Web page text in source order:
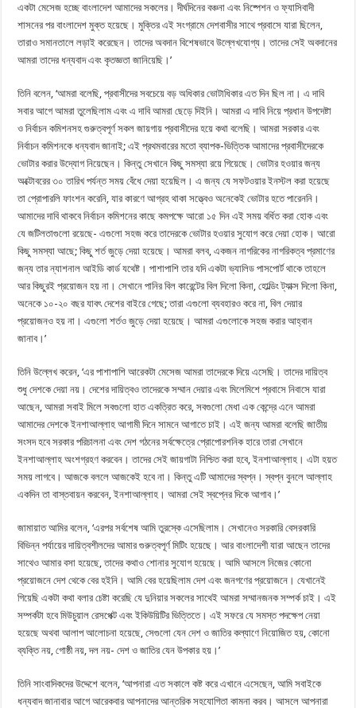
একটা মেসেজ হচ্ছে বাংলাদেশ আমাদের সকলের। দীর্ঘদিনের বঞ্চনা এবং নিষ্পেশন ও ফ্যাসিবাদী
শাসনের পর বাংলাদেশ মুক্ত হয়েছে। মুক্তির এই সংগ্রামে দেশবাসীর সাথে প্রবাসে যারা ছিলেন,
তারাও সমানতালে লড়াই করেছেন। তাদের অবদান বিশেষভাবে উল্লেখযোগ্য। তাদের সেই অবদানের
আমরা তাদের ধন্যবাদ এবং কৃতজ্ঞতা জানিয়েছি।’
তিনি বলেন, ‘আমরা বলেছি, প্রবাসীদের সবচেয়ে বড় অধিকার ভোটাধিকার এত দিন ছিল না। এ দাবি
সবার আগে আমরা তুলেছিলাম এবং এ দাবি আমরা ছেড়ে দিইনি। আমরা এ দাবি নিয়ে প্রধান উপদেষ্টা
ও নির্বাচন কমিশনসহ গুরুত্বপূর্ণ সকল জায়গায় প্রবাসীদের হয়ে কথা বলেছি। আমরা সরকার এবং
নির্বাচন কমিশনকে ধন্যবাদ জানাই; এই প্রথমবারের মতো ব্যাপক-ভিত্তিক আমাদের প্রবাসীদেরকে
ভোটার করার উদ্যোগ নিয়েছেন। কিন্তু সেখানে কিছু সমস্যা রয়ে গিয়েছে। ভোটার হওয়ার জন্য
অক্টোবরের ৩০ তারিখ পর্যন্ত সময় বেঁধে দেয়া হয়েছিল। এ জন্য যে সফটওয়ার ইনস্টল করা হয়েছে
তা প্রোপারলি ফাংশন করেনি, যার কারণে আগ্রহ থাকা সত্ত্বেও অনেকেই ভোটার হতে পারেননি।
আমাদের দাবি থাকবে নির্বাচন কমিশনের কাছে কমপক্ষে আরো ১৫ দিন এই সময় বর্ধিত করা হোক এবং
যে জটিলতাগুলো রয়েছে- এগুলো সহজ করে তাদেরকে ভোটার হওয়ার সুযোগ করে দেয়া হোক। আরো
কিছু সমস্যা আছে; কিছু শর্ত জুড়ে দেয়া হয়েছে। আমরা বলব, একজন নাগরিকের নাগরিকত্ব প্রমাণের
জন্য তার ন্যাশনাল আইডি কার্ড যথেষ্ট। পাশাপাশি তার যদি একটা ভ্যালিড পাসপোর্ট থাকে তাহলে
আর কিছুরই প্রয়োজন হয় না। সেখানে পানির বিল কারেন্টের বিল দিলো কিনা, হোল্ডিং ট্যাক্স দিলো কিনা,
অনেকে ১০-২০ বছর যাবৎ দেশের বাইরে গেছে; তারা এগুলো ব্যবহারও করে না, বিল দেয়ার
প্রয়োজনও হয় না। এগুলো শর্তও জুড়ে দেয়া হয়েছে। আমরা এগুলোকে সহজ করার আহ্বান
জানাব।’
তিনি উল্লেখ করেন, ‘এর পাশাপাশি আরেকটা মেসেজ আমরা তাদেরকে দিয়ে এসেছি। তাদের দায়িত্ব
শুধু দেশকে দেয়া নয়। দেশের দায়িত্বও তাদেরকে সম্মান দেয়ার এবং মিলেমিশে প্রবাসে নিবাসে যারা
আছেন, আমরা সবাই মিলে সবগুলো হাত একত্রিত করে, সবগুলো মেধা এক কেন্দ্রে এনে আমরা
আমাদের দেশকে ইনশাআল্লাহ আগামী দিনে সামনে আগাতে চাই। এই জন্য আমরা বলেছি জাতীয়
সংসদ হবে সরকার পরিচালনা এবং দেশ গঠনের সর্বক্ষেত্রে প্রোপোরশনিক হারে তারা সেখানে
ইনশাআল্লাহ অংশগ্রহণ করবেন। তাদের সেই জায়গাটা নিশ্চিত করা হবে, ইনশাআল্লাহ। এটা হয়ত
সময় লাগবে। আজকে বললে আজকেই হবে না। কিন্তু এটি আমাদের স্বপ্ন। স্বপ্ন বুনলে আল্লাহ
একদিন তা বাস্তবায়ন করবেন, ইনশাআল্লাহ। আমরা সেই স্বপ্নের দিকে আগাব।’
জামায়াত আমির বলেন, ‘এরপর সর্বশেষ আমি তুরস্কে এসেছিলাম। সেখানেও সরকারি বেসরকারি
বিভিন্ন পর্যায়ের দায়িত্বশীলদের আমার গুরুত্বপূর্ণ মিটিং হয়েছে। আর বাংলাদেশী যারা আছেন তাদের
সাথেও আমার বসা হয়েছে, তাদের কথাও শোনার সুযোগ হয়েছে। আমি আসলে নিজের কোনো
প্রয়োজনে দেশ থেকে বের হইনি। আমি বের হয়েছিলাম দেশ এবং জনগণের প্রয়োজনে। যেখানেই
গিয়েছি একটা কথা বলার চেষ্টা করেছি যে দুনিয়ার সকলের সাথেই আমরা সম্মানজনক সম্পর্ক চাই। এই
সম্পর্কটা হবে মিউচুয়াল রেসপেক্ট এবং ইকিউয়িটির ভিত্তিতে। এই সফরে যে সমস্ত পদক্ষেপ নেয়া
হয়েছে অথবা আলাপ আলোচনা হয়েছে, সেগুলো যেন দেশ ও জাতির কল্যাণে নিয়োজিত হয়, কোনো
ব্যক্তি নয়, গোষ্ঠী নয়, দল নয়- দেশ ও জাতির যেন উপকার হয়।’
তিনি সাংবাদিকদের উদ্দেশে বলেন, ‘আপনারা এত সকালে কষ্ট করে এখানে এসেছেন, আমি সবাইকে
ধন্যবাদ জানাবার আগে আরেকবার আপনাদের আন্তরিক সহযোগিতা কামনা করব। আসলে আপনারা